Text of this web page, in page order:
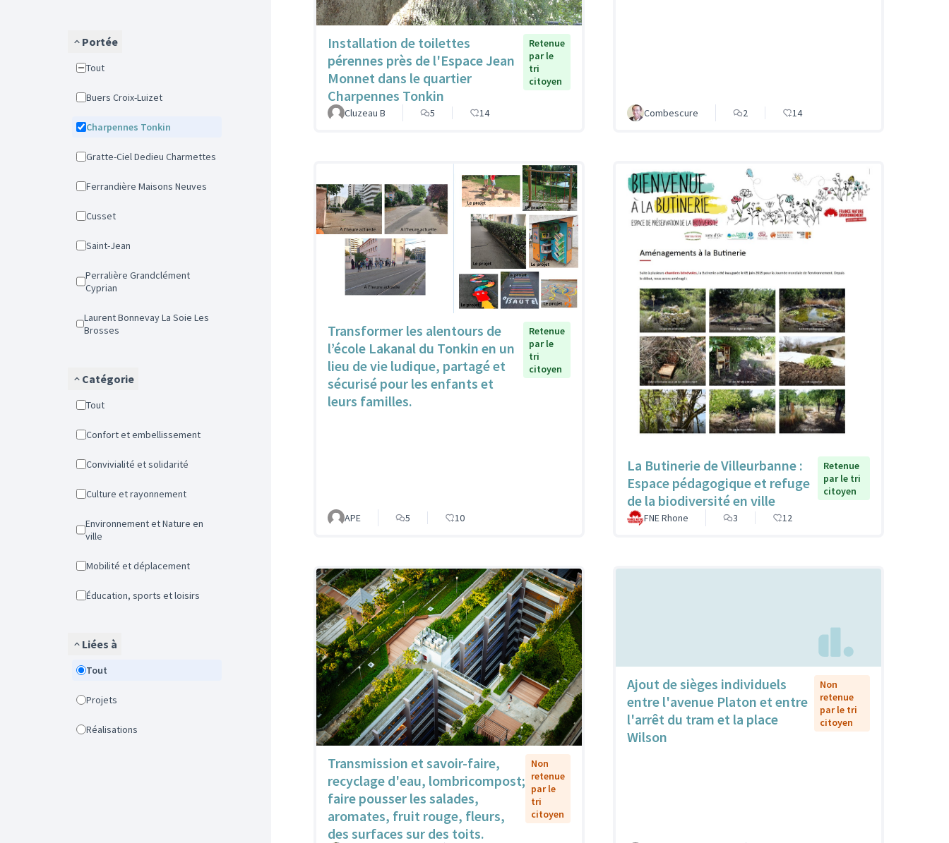
Portée
Tout
Buers Croix-Luizet
Charpennes Tonkin
Gratte-Ciel Dedieu Charmettes
Ferrandière Maisons Neuves
Cusset
Saint-Jean
Perralière Grandclément
Cyprian
Laurent Bonnevay La Soie Les
Brosses
Catégorie
Tout
Confort et embellissement
Convivialité et solidarité
Culture et rayonnement
Environnement et Nature en
ville
Mobilité et déplacement
Éducation, sports et loisirs
Liées à
Tout
Projets
Réalisations
Installation de toilettes
pérennes près de l'Espace Jean
Monnet dans le quartier
Charpennes Tonkin
Retenue
par le
tri
citoyen
Cluzeau B 5 14 Combescure 2 14
Transformer les alentours de
l’école Lakanal du Tonkin en un
lieu de vie ludique, partagé et
sécurisé pour les enfants et
leurs familles.
Retenue
par le
tri
citoyen
APE 5 10
La Butinerie de Villeurbanne :
Espace pédagogique et refuge
de la biodiversité en ville
Retenue
par le tri
citoyen
FNE Rhone 3 12
Transmission et savoir-faire,
recyclage d'eau, lombricompost;
faire pousser les salades,
aromates, fruit rouge, fleurs,
des surfaces sur des toits.
Non
retenue
par le
tri
citoyen
Ajout de sièges individuels
entre l'avenue Platon et entre
l'arrêt du tram et la place
Wilson
Non
retenue
par le tri
citoyen